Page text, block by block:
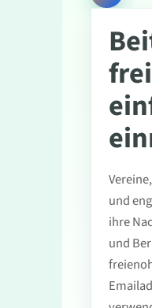
und
ihre
und